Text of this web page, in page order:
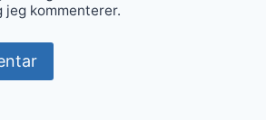
kommenterer.